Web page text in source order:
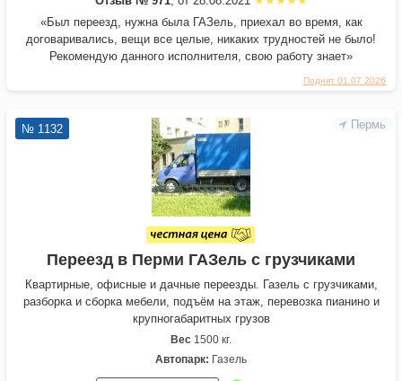
Поднят 01.07.2026
«Был переезд, нужна была ГАЗель, приехал во время, как
договаривались, вещи все целые, никаких трудностей не было!
Рекомендую данного исполнителя, свою работу знает»
Пермь
№ 1132
Переезд в Перми ГАЗель с грузчиками
Квартирные, офисные и дачные переезды. Газель с грузчиками,
разборка и сборка мебели, подъём на этаж, перевозка пианино и
крупногабаритных грузов
Вес 1500 кг.
Автопарк: Газель